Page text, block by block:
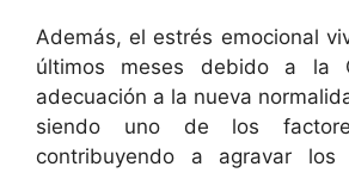
Además, el estrés emocional
últimos meses debido a la
adecuación a la nueva
siendo uno de los
contribuyendo a agravar